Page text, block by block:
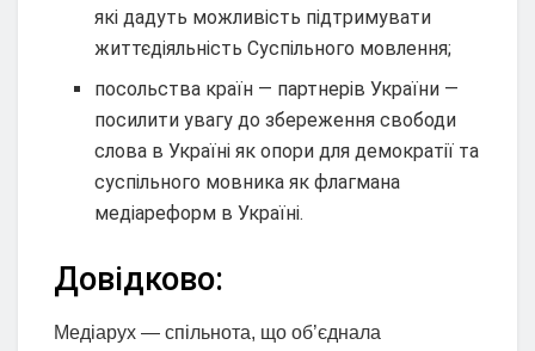
які дадуть можливість підтримувати
життєдіяльність Суспільного мовлення;
посольства країн — партнерів України —
посилити увагу до збереження свободи
слова в Україні як опори для демократії та
суспільного мовника як флагмана
медіареформ в Україні.
Довідково:
Медіарух ― спільнота, що об’єднала